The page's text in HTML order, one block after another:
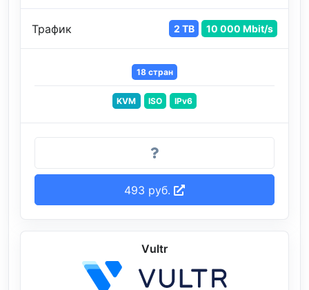
Трафик 2 TB 10 000 Mbit/s
18 стран
KVM ISO IPv6
493 руб.
Vultr